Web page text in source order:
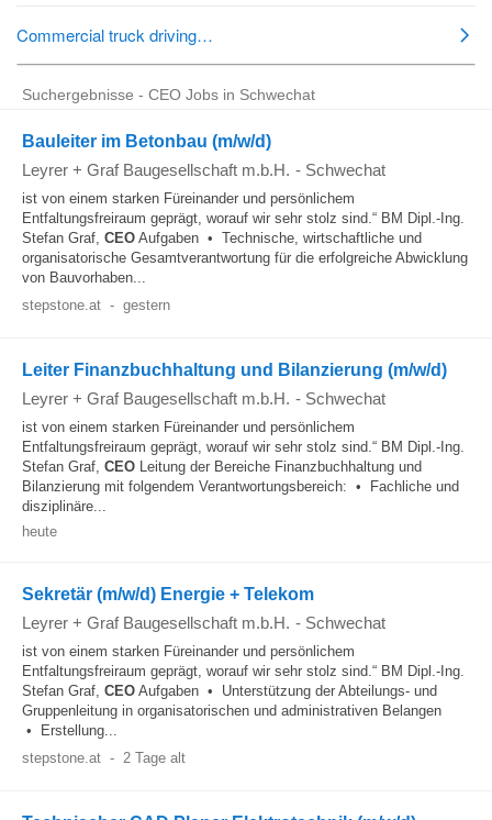
Suchergebnisse - CEO Jobs in Schwechat
Bauleiter im Betonbau (m/w/d)
Leyrer + Graf Baugesellschaft m.b.H. - Schwechat
ist von einem starken Füreinander und persönlichem
Entfaltungsfreiraum geprägt, worauf wir sehr stolz sind.“ BM Dipl.-Ing.
Stefan Graf, CEO Aufgaben • Technische, wirtschaftliche und
organisatorische Gesamtverantwortung für die erfolgreiche Abwicklung
von Bauvorhaben...
stepstone.at - gestern
Leiter Finanzbuchhaltung und Bilanzierung (m/w/d)
Leyrer + Graf Baugesellschaft m.b.H. - Schwechat
ist von einem starken Füreinander und persönlichem
Entfaltungsfreiraum geprägt, worauf wir sehr stolz sind.“ BM Dipl.-Ing.
Stefan Graf, CEO Leitung der Bereiche Finanzbuchhaltung und
Bilanzierung mit folgendem Verantwortungsbereich: • Fachliche und
disziplinäre...
heute
Sekretär (m/w/d) Energie + Telekom
Leyrer + Graf Baugesellschaft m.b.H. - Schwechat
ist von einem starken Füreinander und persönlichem
Entfaltungsfreiraum geprägt, worauf wir sehr stolz sind.“ BM Dipl.-Ing.
Stefan Graf, CEO Aufgaben • Unterstützung der Abteilungs- und
Gruppenleitung in organisatorischen und administrativen Belangen
• Erstellung...
stepstone.at - 2 Tage alt